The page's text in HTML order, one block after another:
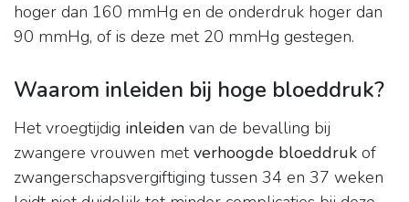
hoger dan 160 mmHg en de onderdruk hoger dan
90 mmHg, of is deze met 20 mmHg gestegen.
Waarom inleiden bij hoge bloeddruk?
Het vroegtijdig inleiden van de bevalling bij
zwangere vrouwen metverhoogde bloeddruk of
zwangerschapsvergiftiging tussen 34 en 37 weken